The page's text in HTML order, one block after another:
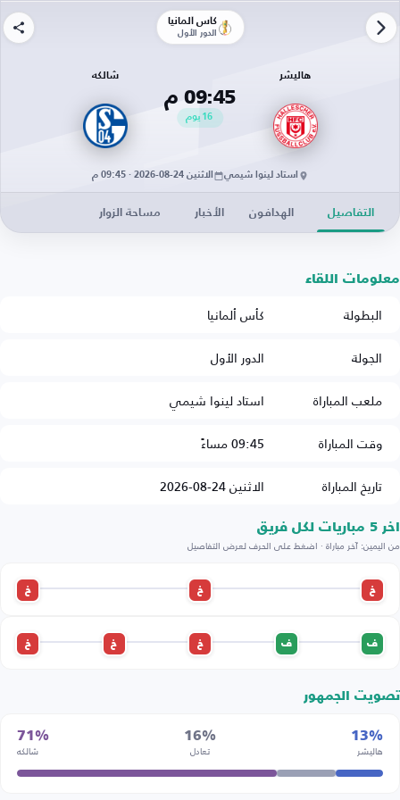
كأس ألمانيا
الدور الأول
هاليشر
09:45 م
16 يوم
شالكه
استاد لينوا شيمي الاثنين 24-08-2026 · 09:45 م
التفاصيل الهدافون الأخبار مساحة الزوار
معلومات اللقاء
البطولة
كأس ألمانيا
الجولة
الدور الأول
ملعب المباراة
استاد لينوا شيمي
وقت المباراة
09:45 مساءً
تاريخ المباراة
الاثنين 24-08-2026
اخر 5 مباريات لكل فريق
من اليمين: آخر مباراة · اضغط على الحرف لعرض التفاصيل
خ خ خ
ف ف خ خ خ
تصويت الجمهور
13%
هاليشر
16%
تعادل
71%
شالكه